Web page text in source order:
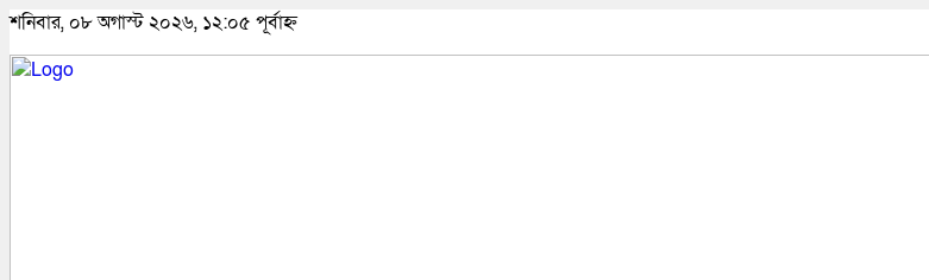
শনিবার, ০৮ অগাস্ট ২০২৬, ১২:০৫ পূর্বাহ্ন